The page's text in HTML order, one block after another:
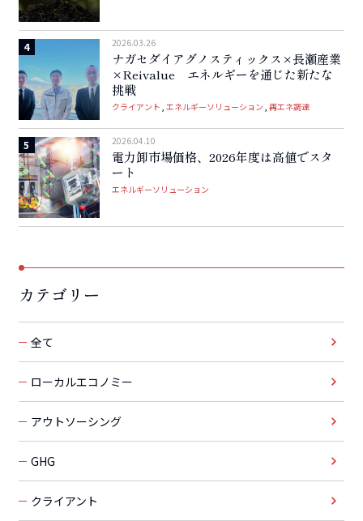
2026.03.26
ナガセダイアグノスティックス×長瀬産業
×Reivalue エネルギーを通じた新たな
挑戦
クライアント エネルギーソリューション 再エネ調達
2026.04.10
電力卸市場価格、2026年度は高値でスタ
ート
エネルギーソリューション
カテゴリー
全て
ローカルエコノミー
アウトソーシング
GHG
クライアント